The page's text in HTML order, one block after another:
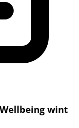
wint